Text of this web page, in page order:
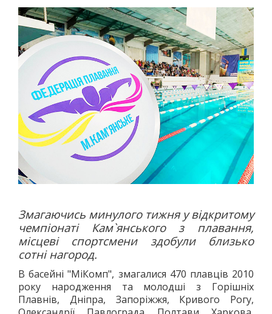
АВТО
МОТО
АВІАСПОРТ
ВЕЛОСПОРТ
СТРІЛЬБА КУЛЬОВА
СТРІЛЬБА З ЛУКА
ФЕХТУВАННЯ ІСТОРИЧНЕ
СУДНОМОДЕЛІЗМ
СИЛОВІ ВИДИ
ВАЖКА АТЛЕТИКА
ПАУЕРЛІФТИНГ
ЄДИНОБОРСТВА
ТХЕКВОНДО
БОКС
ДЗЮДО
ВІЛЬНА БОРОТЬБА
Змагаючись минулого тижня у відкритому
чемпіонаті Кам`янського з плавання,
місцеві спортсмени здобули близько
сотні нагород.
В басейні "МіКомп", змагалися 470 плавців 2010
року народження та молодші з Горішніх
Плавнів, Дніпра, Запоріжжя, Кривого Рогу,